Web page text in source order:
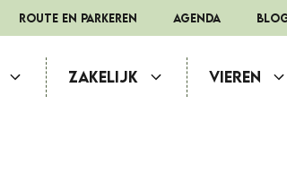
route en parkeren Agenda
Zakelijk Vieren